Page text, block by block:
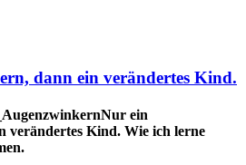
dann ein verändertes Kind.
Nur ein
verändertes Kind. Wie ich lerne